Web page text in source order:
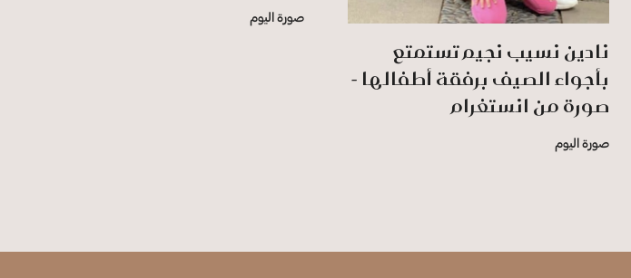
نادين نسيب نجيم تستمتع
بأجواء الصيف برفقة أطفالها -
صورة من انستغرام
صورة اليوم
صورة اليوم